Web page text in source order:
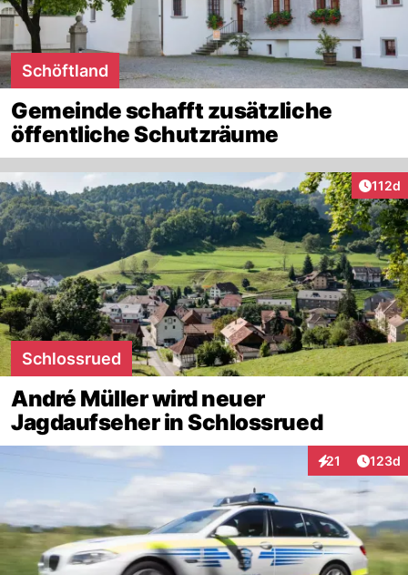
Schöftland
Gemeinde schafft zusätzliche
öffentliche Schutzräume
112d
Schlossrued
André Müller wird neuer
Jagdaufseher in Schlossrued
21
Interaktionen
123d